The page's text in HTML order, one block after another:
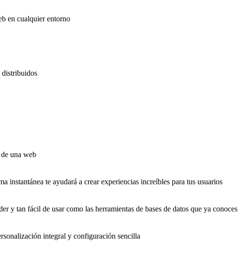
en cualquier entorno
distribuidos
una web
instantánea te ayudará a crear experiencias increíbles para tus usuarios
y tan fácil de usar como las herramientas de bases de datos que ya conoces
integral y configuración sencilla